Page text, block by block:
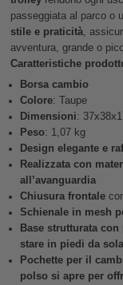
passeggiata al parco o
stile e praticità,
avventura, grande o
Caratteristiche
Borsa cambio
Colore: Taupe
Dimensioni:
Peso: 1,07 kg
Design elegante e
Realizzata con
all’avanguardia
Chiusura frontale
Schienale in mesh
Base strutturata
stare in piedi da sola
Pochette per il
polso si apre per